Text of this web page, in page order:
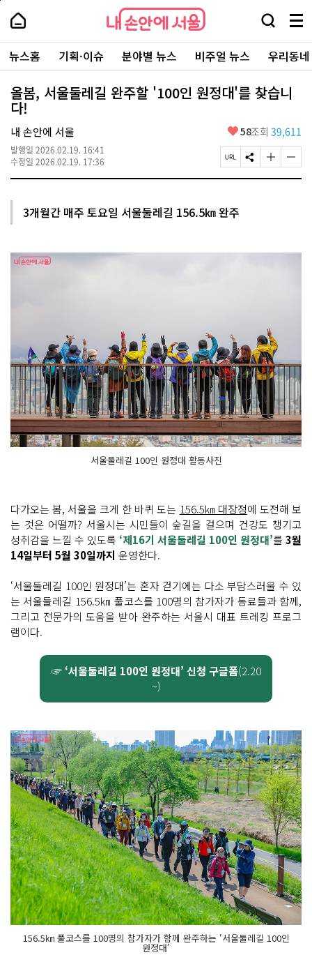
본
로
가
내
손
안
에
서
울
-
서
울
시
대
표
소
통
포
내
손
에
울
검
창
열
기
메
뉴
전
체
보
주
요
서
뉴스홈 기획·이슈 분야별 뉴스 비주얼 뉴스 우리동
올봄, 서울둘레길 완주할 '100인 원정대'를 찾습니
다!
내 손안에 서울
발행일 2026.02.19. 16:41
수정일 2026.02.19. 17:36
좋
요
58조회 39,611
페
이
R
L
S
N
글
자
하
글
자
하
3개월간 매주 토요일 서울둘레길 156.5㎞ 완주
서울둘레길 100인 원정대 활동사진
다가오는 봄, 서울을 크게 한 바퀴 도는 156.5㎞ 대장정에 도전해 보
는 것은 어떨까? 서울시는 시민들이 숲길을 걸으며 건강도 챙기고
성취감을 느낄 수 있도록 ‘제16기 서울둘레길 100인 원정대’를 3월
14일부터 5월 30일까지 운영한다.
‘서울둘레길 100인 원정대’는 혼자 걷기에는 다소 부담스러울 수 있
는 서울둘레길 156.5㎞ 풀코스를 100명의 참가자가 동료들과 함께,
그리고 전문가의 도움을 받아 완주하는 서울시 대표 트레킹 프로그
램이다.
☞ ‘서울둘레길 100인 원정대’ 신청 구글폼(2.20
~)
156.5㎞ 풀코스를 100명의 참가자가 함께 완주하는 ‘서울둘레길 100인
원정대’
페
상
단
로